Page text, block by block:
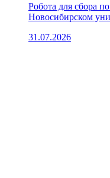
Робота для сбора
Новосибирском
31.07.2026